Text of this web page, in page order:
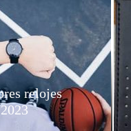
relojes